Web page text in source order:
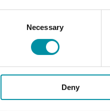
Necessary
Deny
Elemento
Capillare in
Misura